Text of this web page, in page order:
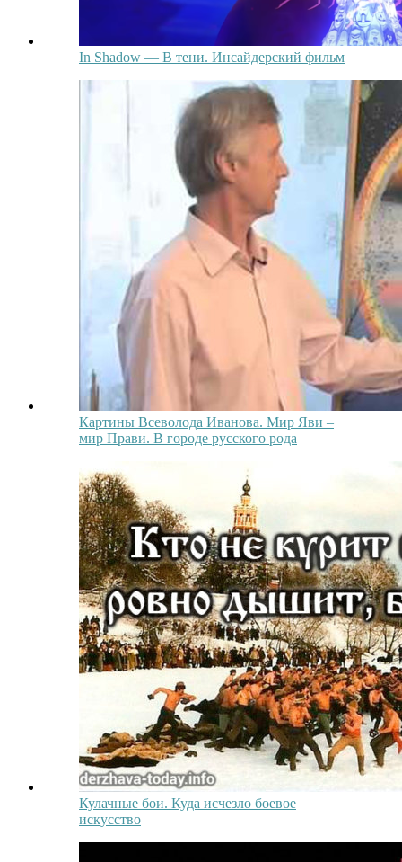
In Shadow — В тени. Инсайдерский фильм
Картины Всеволода Иванова. Мир Яви –
мир Прави. В городе русского рода
Кулачные бои. Куда исчезло боевое
искусство